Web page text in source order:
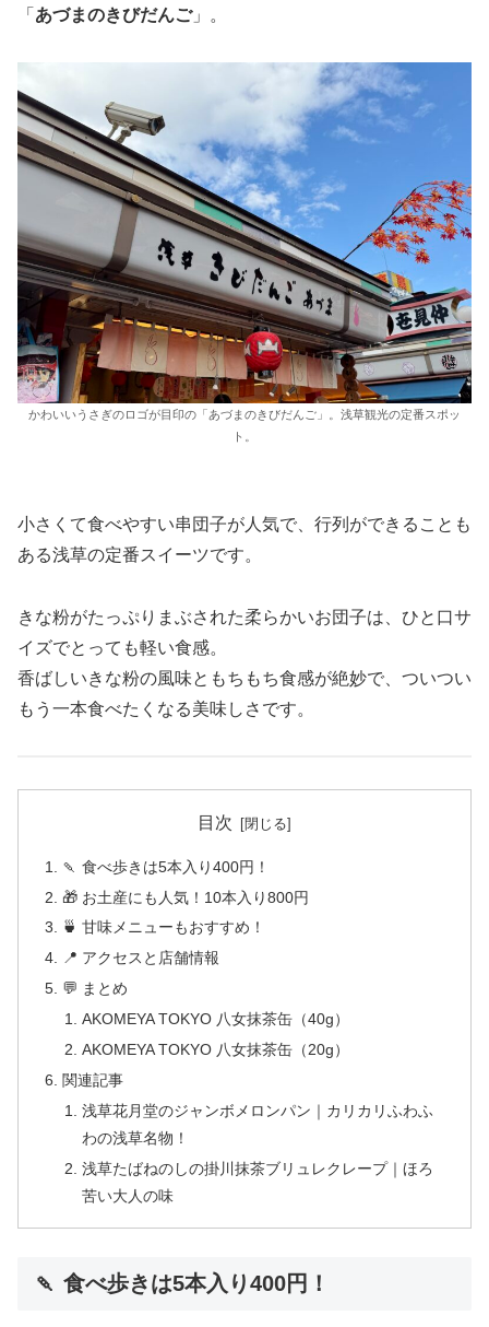
「 あづまのきびだんご」。
かわいいうさぎのロゴが目印の「あづまのきびだんご」。浅草観光の定番スポッ
ト。
小さくて食べやすい串団子が人気で、行列ができることも
ある浅草の定番スイーツです。
きな粉がたっぷりまぶされた柔らかいお団子は、ひと口サ
イズでとっても軽い食感。
香ばしいきな粉の風味ともちもち食感が絶妙で、ついつい
もう一本食べたくなる美味しさです。
目次
🍡 食べ歩きは5本入り400円！
🎁 お土産にも人気！10本入り800円
🍵 甘味メニューもおすすめ！
📍 アクセスと店舗情報
💬 まとめ
AKOMEYA TOKYO 八女抹茶缶（40g）
AKOMEYA TOKYO 八女抹茶缶（20g）
関連記事
浅草花月堂のジャンボメロンパン｜カリカリふわふ
わの浅草名物！
浅草たばねのしの掛川抹茶ブリュレクレープ｜ほろ
苦い大人の味
🍡 食べ歩きは5本入り400円！